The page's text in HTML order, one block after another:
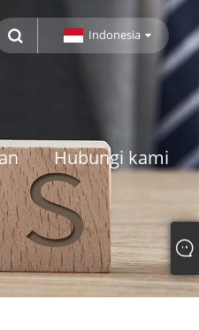
Indonesia
Hubungi kami